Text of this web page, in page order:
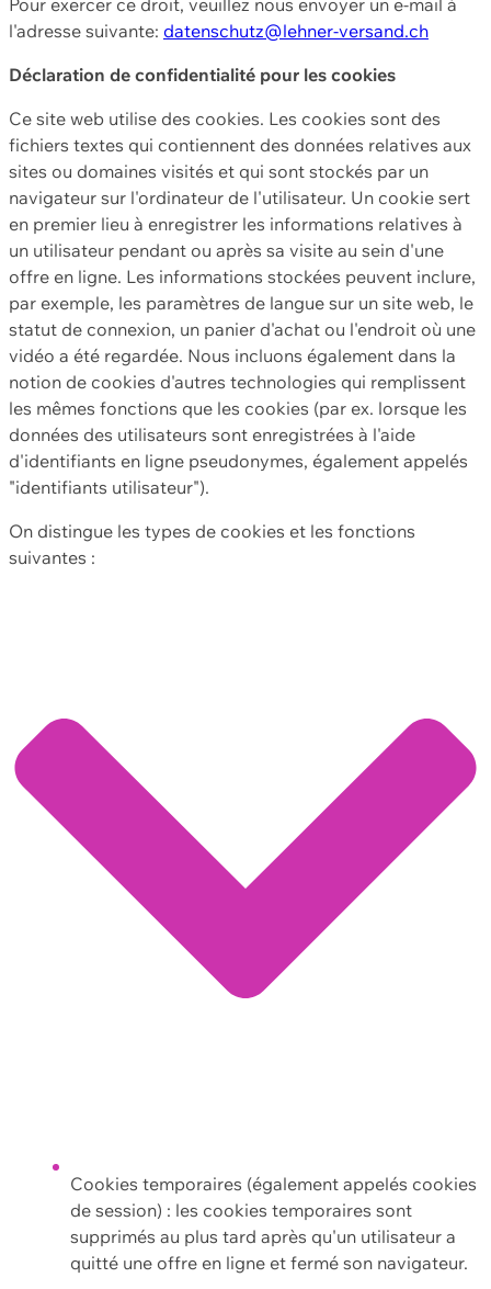
l'adresse suivante: datenschutz@lehner-versand.ch
Déclaration de confidentialité pour les cookies
Ce site web utilise des cookies. Les cookies sont des
fichiers textes qui contiennent des données relatives aux
sites ou domaines visités et qui sont stockés par un
navigateur sur l'ordinateur de l'utilisateur. Un cookie sert
en premier lieu à enregistrer les informations relatives à
un utilisateur pendant ou après sa visite au sein d'une
offre en ligne. Les informations stockées peuvent inclure,
par exemple, les paramètres de langue sur un site web, le
statut de connexion, un panier d'achat ou l'endroit où une
vidéo a été regardée. Nous incluons également dans la
notion de cookies d'autres technologies qui remplissent
les mêmes fonctions que les cookies (par ex. lorsque les
données des utilisateurs sont enregistrées à l'aide
d'identifiants en ligne pseudonymes, également appelés
"identifiants utilisateur").
On distingue les types de cookies et les fonctions
suivantes :
Cookies temporaires (également appelés cookies
de session) : les cookies temporaires sont
supprimés au plus tard après qu'un utilisateur a
quitté une offre en ligne et fermé son navigateur.